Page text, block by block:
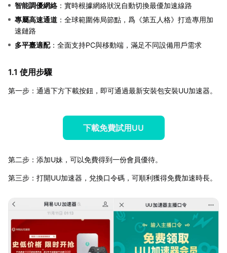
智能調優網絡：實時根據網絡狀況自動切換最優加速線路
專屬高速通道 ：全球範圍佈局節點，爲《第五人格》打造專用加
速鏈路
多平臺適配：全面支持PC與移動端，滿足不同設備用戶需求
1.1 使用步驟
第一步：通過下方下載按鈕，即可通過最新安裝包安裝UU加速器。
下載免費試用UU
第二步：添加U妹，可以免費得到一份會員優待。
第三步：打開UU加速器，兌換口令碼，可順利獲得免費加速時長。